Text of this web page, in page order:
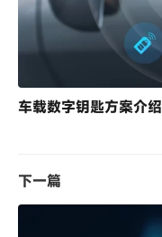
车载数字钥匙方案介绍
下一篇